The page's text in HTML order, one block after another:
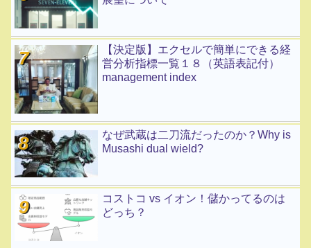
【決定版】エクセルで簡単にできる経
営分析指標一覧１８（英語表記付）
management index
なぜ武蔵は二刀流だったのか？Why is
Musashi dual wield?
コストコ vs イオン！儲かってるのは
どっち？